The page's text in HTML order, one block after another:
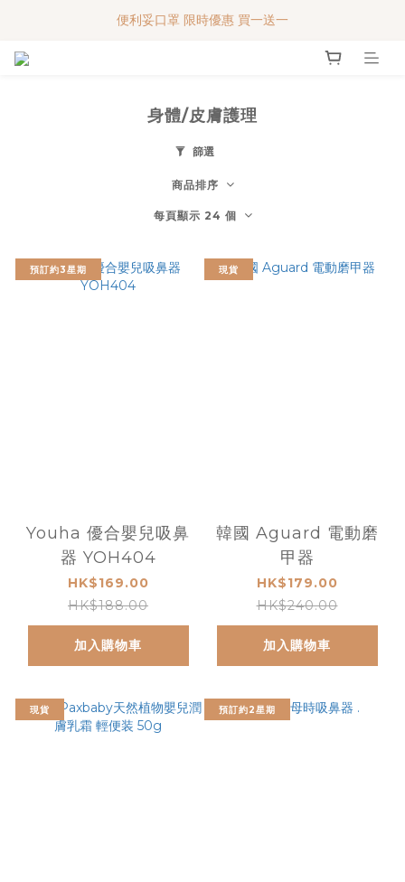
便利妥口罩 限時優惠 買一送一
便利妥口罩 限時優惠 買一送一
身體/皮膚護理
篩選
商品排序
每頁顯示 24 個
預訂約3星期
Youha 優合嬰兒吸鼻
器 YOH404
HK$169.00
HK$188.00
加入購物車
現貨
韓國 Aguard 電動磨
甲器
HK$179.00
HK$240.00
加入購物車
現貨 預訂約2星期